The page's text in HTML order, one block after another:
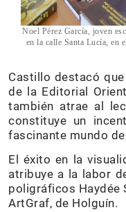
Noel Pérez García, joven
en la calle Santa Lucía, en
Castillo destacó
de la Editorial
también atrae al
constituye un
fascinante mundo
El éxito en la
atribuye a la labor
poligráficos Haydée
ArtGraf, de Holguín.